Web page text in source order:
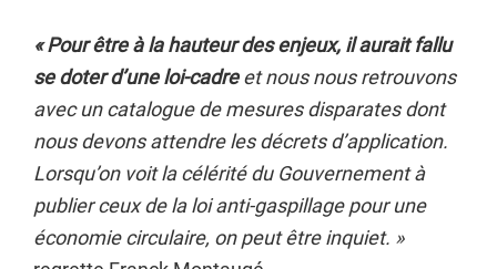
« Pour être à la hauteur des enjeux, il aurait fallu
se doter d’une loi-cadreet nous nous retrouvons
avec un catalogue de mesures disparates dont
nous devons attendre les décrets d’application.
Lorsqu’on voit la célérité du Gouvernement à
publier ceux de la loi anti-gaspillage pour une
économie circulaire, on peut être inquiet. »